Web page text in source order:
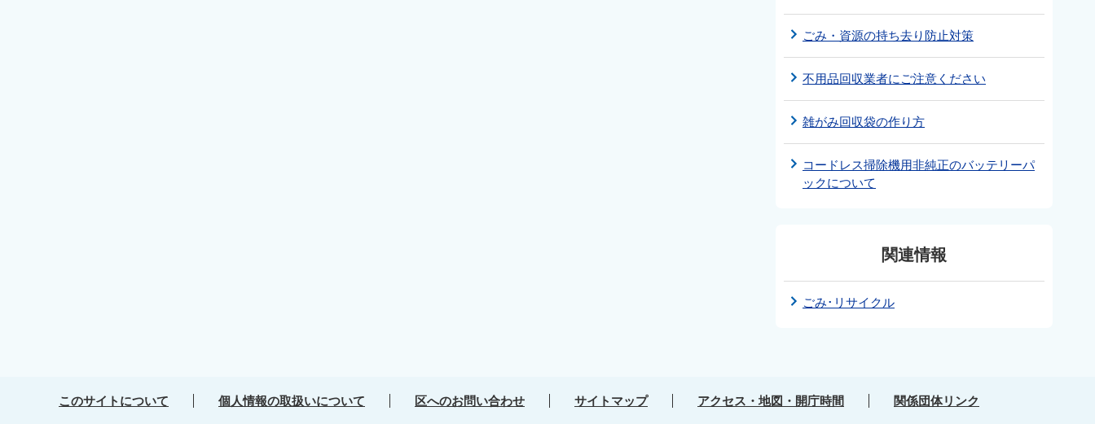
ごみ・資源の持ち去り防止対策
不用品回収業者にご注意ください
雑がみ回収袋の作り方
コードレス掃除機用非純正のバッテリーパ
ックについて
関連情報
ごみ･リサイクル
このサイトについて 個人情報の取扱いについて 区へのお問い合わせ サイトマップ アクセス・地図・開庁時間 関係団体リンク